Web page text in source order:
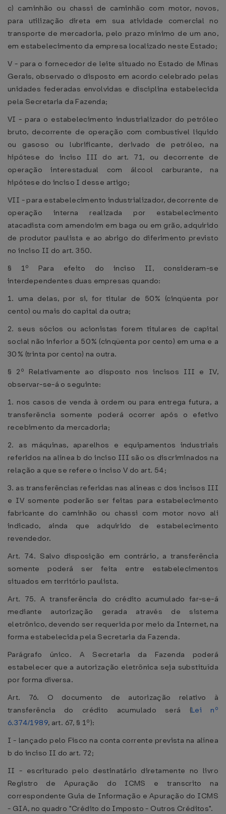
c) caminhão ou chassi de caminhão com motor, novos,
para utilização direta em sua atividade comercial no
transporte de mercadoria, pelo prazo mínimo de um ano,
em estabelecimento da empresa localizado neste Estado;
V - para o fornecedor de leite situado no Estado de Minas
Gerais, observado o disposto em acordo celebrado pelas
unidades federadas envolvidas e disciplina estabelecida
pela Secretaria da Fazenda;
VI - para o estabelecimento industrializador do petróleo
bruto, decorrente de operação com combustível liquido
ou gasoso ou lubrificante, derivado de petróleo, na
hipótese do inciso III do art. 71, ou decorrente de
operação interestadual com álcool carburante, na
hipótese do inciso I desse artigo;
VII - para estabelecimento industrializador, decorrente de
operação interna realizada por estabelecimento
atacadista com amendoim em baga ou em grão, adquirido
de produtor paulista e ao abrigo do diferimento previsto
no inciso II do art. 350.
§ 1º Para efeito do inciso II, consideram-se
interdependentes duas empresas quando:
1. uma delas, por si, for titular de 50% (cinqüenta por
cento) ou mais do capital da outra;
2. seus sócios ou acionistas forem titulares de capital
social não inferior a 50% (cinqüenta por cento) em uma e a
30% (trinta por cento) na outra.
§ 2º Relativamente ao disposto nos incisos III e IV,
observar-se-á o seguinte:
1. nos casos de venda à ordem ou para entrega futura, a
transferência somente poderá ocorrer após o efetivo
recebimento da mercadoria;
2. as máquinas, aparelhos e equipamentos industriais
referidos na alínea b do inciso III são os discriminados na
relação a que se refere o inciso V do art. 54;
3. as transferências referidas nas alíneas c dos incisos III
e IV somente poderão ser feitas para estabelecimento
fabricante do caminhão ou chassi com motor novo ali
indicado, ainda que adquirido de estabelecimento
revendedor.
Art. 74. Salvo disposição em contrário, a transferência
somente poderá ser feita entre estabelecimentos
situados em território paulista.
Art. 75. A transferência do crédito acumulado far-se-á
mediante autorização gerada através de sistema
eletrônico, devendo ser requerida por meio da Internet, na
forma estabelecida pela Secretaria da Fazenda.
Parágrafo único. A Secretaria da Fazenda poderá
estabelecer que a autorização eletrônica seja substituída
por forma diversa.
Art. 76. O documento de autorização relativo à
transferência do crédito acumulado será (Lei nº
6.374/1989, art. 67, § 1º):
I - lançado pelo Fisco na conta corrente prevista na alínea
b do inciso II do art. 72;
II - escriturado pelo destinatário diretamente no livro
Registro de Apuração do ICMS e transcrito na
correspondente Guia de Informação e Apuração do ICMS
- GIA, no quadro "Crédito do Imposto - Outros Créditos".